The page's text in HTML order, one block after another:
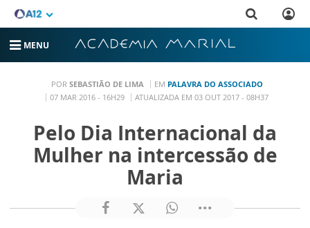
MENU
POR SEBASTIÃO DE LIMA EM PALAVRA DO ASSOCIADO
07 MAR 2016 - 16H29
ATUALIZADA EM 03 OUT 2017 - 08H37
Pelo Dia Internacional da
Mulher na intercessão de
Maria